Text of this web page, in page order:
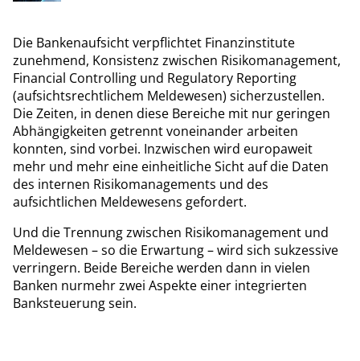
umstritten und muss rechtlich noch final geklärt werden.
Die Bankenaufsicht verpflichtet Finanzinstitute
zunehmend, Konsistenz zwischen Risikomanagement,
Financial Controlling und Regulatory Reporting
(aufsichtsrechtlichem Meldewesen) sicherzustellen.
Die Zeiten, in denen diese Bereiche mit nur geringen
Abhängigkeiten getrennt voneinander arbeiten
konnten, sind vorbei. Inzwischen wird europaweit
mehr und mehr eine einheitliche Sicht auf die Daten
des internen Risikomanagements und des
aufsichtlichen Meldewesens gefordert.
Und die Trennung zwischen Risikomanagement und
Meldewesen – so die Erwartung – wird sich sukzessive
verringern. Beide Bereiche werden dann in vielen
Banken nurmehr zwei Aspekte einer integrierten
Banksteuerung sein.